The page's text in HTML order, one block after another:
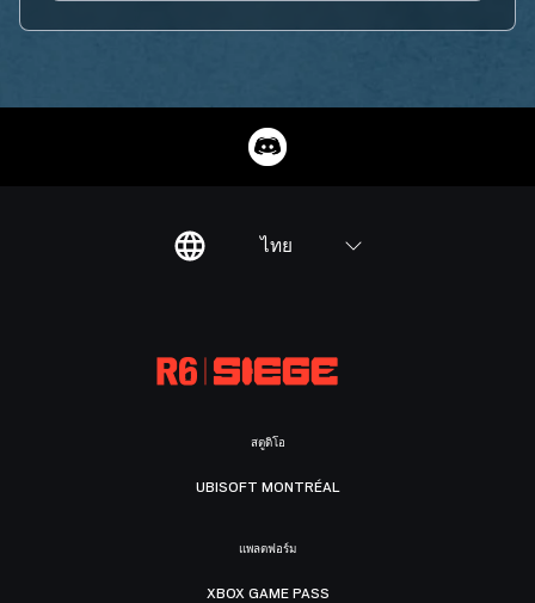
ไทย
สตูดิโอ
UBISOFT MONTRÉAL
แพลตฟอร์ม
XBOX GAME PASS